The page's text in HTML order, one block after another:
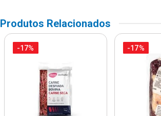
Produtos Relacionados
-17% -17%